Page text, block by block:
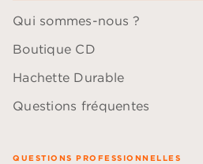
Qui sommes-nous ?
Boutique CD
Hachette Durable
Questions fréquentes
QUESTIONS PROFESSIONNELLES